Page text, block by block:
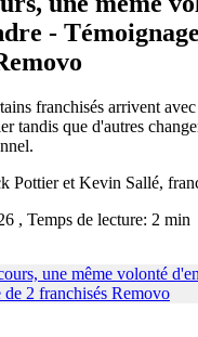
-
franchisés arrivent
tandis que d'autres
Pottier et Kevin Sallé,
, Temps de lecture: 2 min